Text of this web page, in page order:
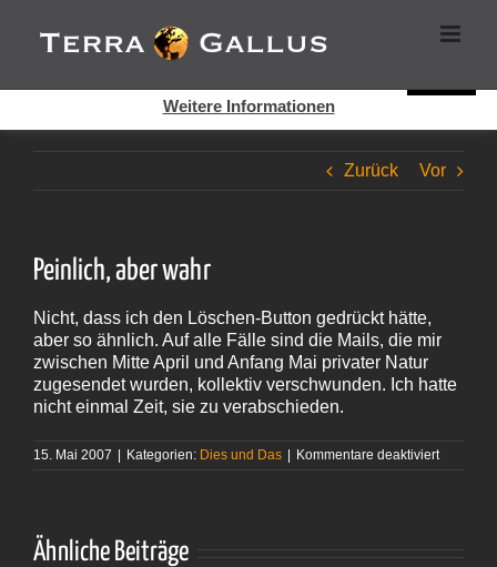
Inhalt
springen
Zurück Vor
Peinlich, aber wahr
Nicht, dass ich den Löschen-Button gedrückt hätte,
aber so ähnlich. Auf alle Fälle sind die Mails, die mir
zwischen Mitte April und Anfang Mai privater Natur
zugesendet wurden, kollektiv verschwunden. Ich hatte
nicht einmal Zeit, sie zu verabschieden.
15. Mai 2007 | Kategorien: Dies und Das | Kommentare deaktiviertfür
Ähnliche Beiträge
Cookies helfen auf auf dieser Seite bei der Bereitstellung der
Dienste. Durch die Nutzung dieser Webseite erklären Sie sich
Weitere Informationen